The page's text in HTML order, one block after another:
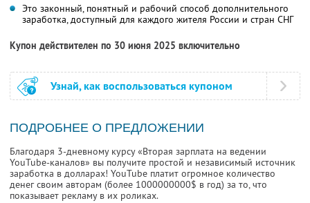
Это законный, понятный и рабочий способ дополнительного
заработка, доступный для каждого жителя России и стран СНГ
Купон действителен по 30 июня 2025 включительно
Узнай, как воспользоваться купоном
ПОДРОБНЕЕ О ПРЕДЛОЖЕНИИ
Благодаря 3-дневному курсу «Вторая зарплата на ведении
YouTube-каналов» вы получите простой и независимый источник
заработка в долларах! YouTube платит огромное количество
денег своим авторам (более 1000000000$ в год) за то, что
показывает рекламу в их роликах.